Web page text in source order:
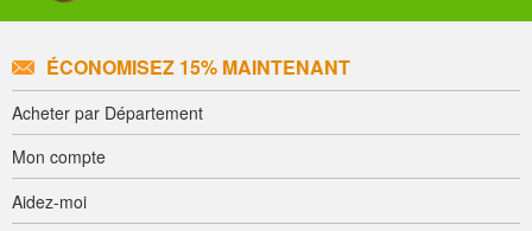
ÉCONOMISEZ 15% MAINTENANT
Acheter par Département
Mon compte
Aidez-moi